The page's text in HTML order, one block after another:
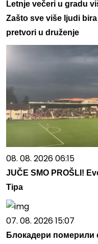
Letnje večeri u gradu
Zašto sve više ljudi
pretvori u druženje
08. 08. 2026 06:15
JUČE SMO PROŠLI!
Tipa
07. 08. 2026 15:07
Блокадери померили